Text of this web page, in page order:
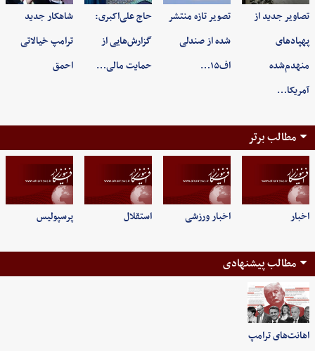
تصاویر جدید از
پهپادهای
منهدم‌شده
آمریکا…
تصویر تازه منتشر
شده از صندلی
اف۱۵…
حاج علی‌اکبری:
گزارش‌هایی از
حمایت مالی…
شاهکار جدید
ترامپ خیالاتی
احمق
مطالب برتر
اخبار اخبار ورزشی استقلال پرسپولیس
مطالب پیشنهادی
اهانت‌های ترامپ